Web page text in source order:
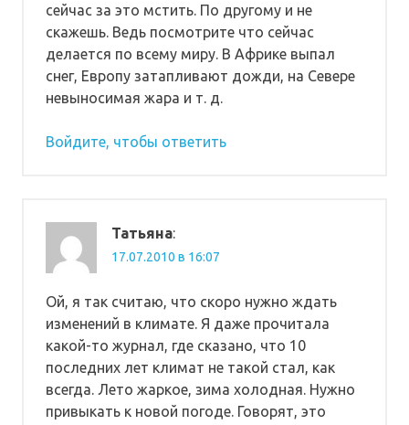
сейчас за это мстить. По другому и не
скажешь. Ведь посмотрите что сейчас
делается по всему миру. В Африке выпал
снег, Европу затапливают дожди, на Севере
невыносимая жара и т. д.
Войдите, чтобы ответить
Татьяна:
17.07.2010 в 16:07
Ой, я так считаю, что скоро нужно ждать
изменений в климате. Я даже прочитала
какой-то журнал, где сказано, что 10
последних лет климат не такой стал, как
всегда. Лето жаркое, зима холодная. Нужно
привыкать к новой погоде. Говорят, это